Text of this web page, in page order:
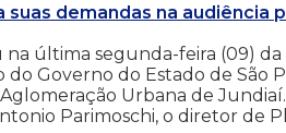
suas demandas na audiência
última segunda-feira (09)
Governo do Estado de São
Urbana de
Parimoschi, o diretor de